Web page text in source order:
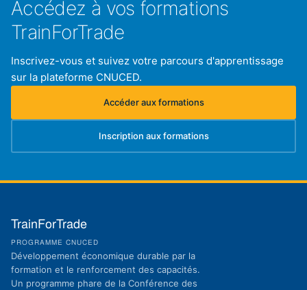
Accédez à vos formations
TrainForTrade
Inscrivez-vous et suivez votre parcours d'apprentissage
sur la plateforme CNUCED.
Accéder aux formations
(s'ouvre dans un nouvel onglet)
Inscription aux formations
(s'ouvre dans un nouvel onglet)
TrainForTrade
PROGRAMME CNUCED
Développement économique durable par la
formation et le renforcement des capacités.
Un programme phare de la Conférence des